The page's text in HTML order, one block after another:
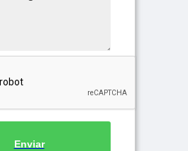
Enviar